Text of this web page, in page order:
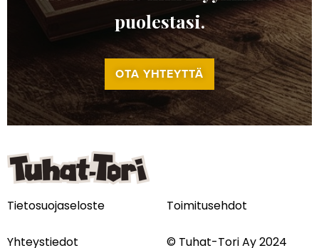
puolestasi.
OTA YHTEYTTÄ
Tietosuojaseloste Toimitusehdot
Yhteystiedot © Tuhat-Tori Ay 2024